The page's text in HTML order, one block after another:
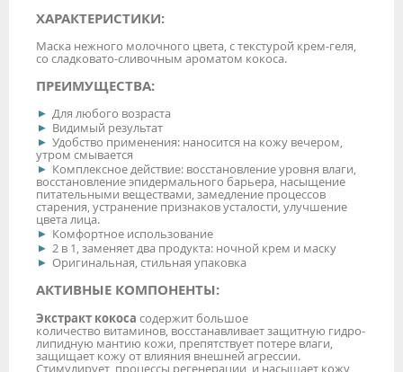
ХАРАКТЕРИСТИКИ:
Маска нежного молочного цвета, с текстурой крем-геля,
со сладковато-сливочным ароматом кокоса.
ПРЕИМУЩЕСТВА:
Для любого возраста
Видимый результат
Удобство применения: наносится на кожу вечером,
утром смывается
Комплексное действие: восстановление уровня влаги,
восстановление эпидермального барьера, насыщение
питательными веществами, замедление процессов
старения, устранение признаков усталости, улучшение
цвета лица.
Комфортное использование
2 в 1, заменяет два продукта: ночной крем и маску
Оригинальная, стильная упаковка
АКТИВНЫЕ КОМПОНЕНТЫ:
Экстракт кокоса содержит большое
количество витаминов, восстанавливает защитную гидро-
липидную мантию кожи, препятствует потере влаги,
защищает кожу от влияния внешней агрессии.
Стимулирует процессы регенерации и насыщает кожу